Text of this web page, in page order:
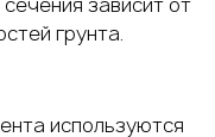
грунта.
используются